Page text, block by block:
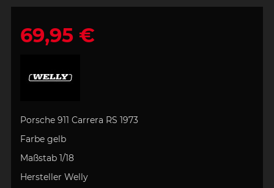
69,95 €
Porsche 911 Carrera RS 1973
Farbe gelb
Maßstab 1/18
Hersteller Welly